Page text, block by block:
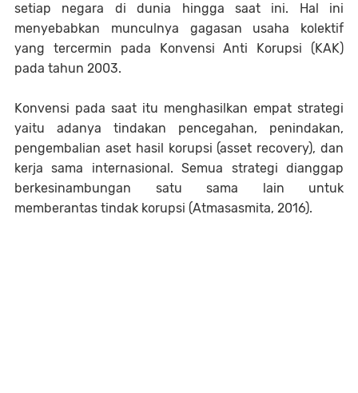
setiap negara di dunia hingga saat ini. Hal ini
menyebabkan munculnya gagasan usaha kolektif
yang tercermin pada Konvensi Anti Korupsi (KAK)
pada tahun 2003.
Konvensi pada saat itu menghasilkan empat strategi
yaitu adanya tindakan pencegahan, penindakan,
pengembalian aset hasil korupsi (asset recovery), dan
kerja sama internasional. Semua strategi dianggap
berkesinambungan satu sama lain untuk
memberantas tindak korupsi (Atmasasmita, 2016).